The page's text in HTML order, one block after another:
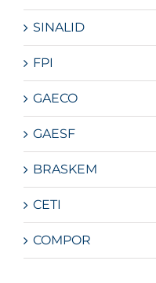
SINALID
FPI
GAECO
GAESF
BRASKEM
CETI
COMPOR